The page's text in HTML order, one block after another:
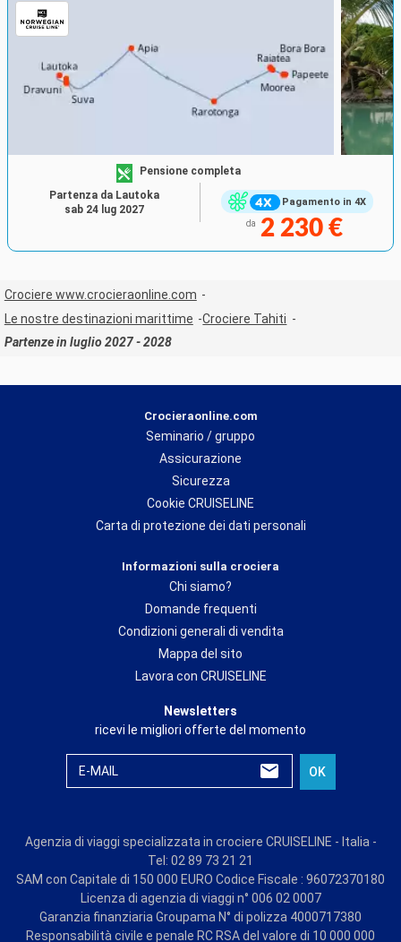
Pagamento in 4X
Pensione completa
da 2 230 €
Partenza da Lautoka
sab 24 lug 2027
Crociere www.crocieraonline.com
Le nostre destinazioni marittime
Crociere Tahiti
Partenze in luglio 2027 - 2028
Crocieraonline.com
Seminario / gruppo
Assicurazione
Sicurezza
Cookie CRUISELINE
Carta di protezione dei dati personali
Informazioni sulla crociera
Chi siamo?
Domande frequenti
Condizioni generali di vendita
Mappa del sito
Lavora con CRUISELINE
Newsletters
ricevi le migliori offerte del momento
E-MAIL OK
Agenzia di viaggi specializzata in crociere CRUISELINE - Italia -
Tel: 02 89 73 21 21
SAM con Capitale di 150 000 EURO Codice Fiscale : 96072370180
Licenza di agenzia di viaggi n° 006 02 0007
Garanzia finanziaria Groupama N° di polizza 4000717380
Responsabilità civile e penale RC RSA del valore di 10 000 000